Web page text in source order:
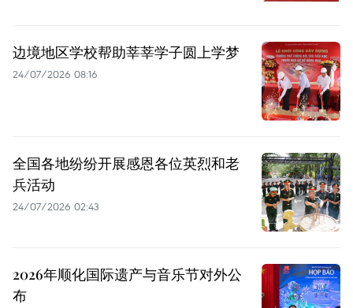
边境地区学校帮助莘莘学子圆上学梦
24/07/2026 08:16
全国各地纷纷开展感恩各位英烈和老
兵活动
24/07/2026 02:43
2026年顺化国际遗产与音乐节对外公
布